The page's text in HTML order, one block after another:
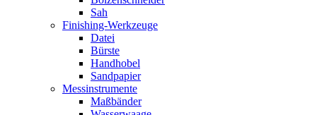
Sah
Finishing-Werkzeuge
Datei
Bürste
Handhobel
Sandpapier
Messinstrumente
Maßbänder